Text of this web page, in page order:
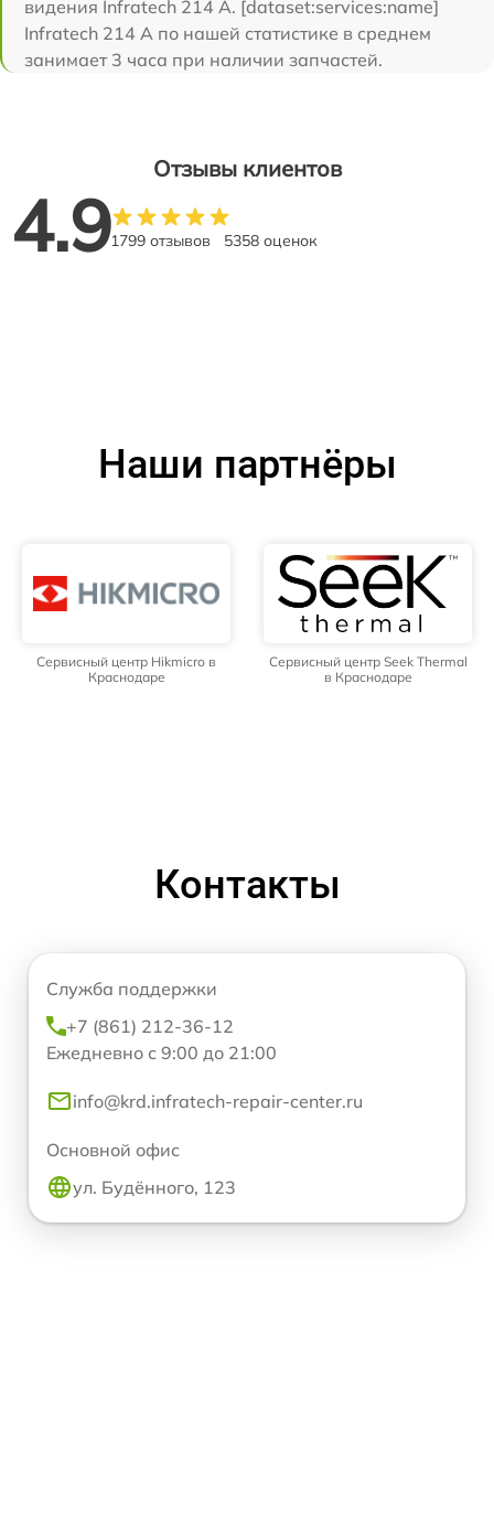
видения Infratech 214 А. [dataset:services:name]
Infratech 214 А по нашей статистике в среднем
занимает 3 часа при наличии запчастей.
Отзывы клиентов
4.91799 отзывов 5358 оценок
Наши партнёры
Сервисный центр Hikmicro в
Краснодаре
Сервисный центр Seek Thermal
в Краснодаре
Контакты
Служба поддержки
+7 (861) 212-36-12
Ежедневно с 9:00 до 21:00
info@krd.infratech-repair-center.ru
Основной офис
ул. Будённого, 123